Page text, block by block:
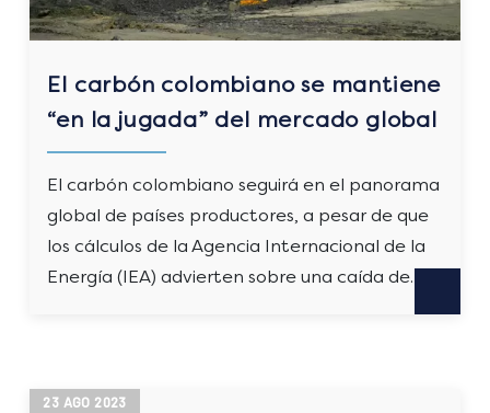
El carbón colombiano se mantiene
“en la jugada” del mercado global
El carbón colombiano seguirá en el panorama
global de países productores, a pesar de que
los cálculos de la Agencia Internacional de la
Energía (IEA) advierten sobre una caída de…
23 AGO 2023